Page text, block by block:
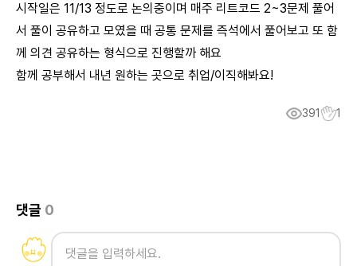
시작일은 11/13 정도로 논의중이며 매주 리트코드 2~3문제 풀어
서 풀이 공유하고 모였을 때 공통 문제를 즉석에서 풀어보고 또 함
께 의견 공유하는 형식으로 진행할까 해요
함께 공부해서 내년 원하는 곳으로 취업/이직해봐요!
391 1
댓글 0